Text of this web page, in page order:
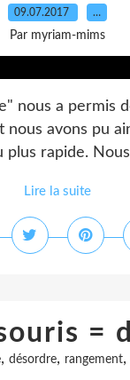
09.07.2017 …
Par myriam-mims
nous a permis
avons pu
rapide.
Lire la suite
=
, désordre, rangement,